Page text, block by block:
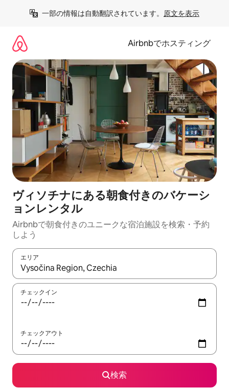
一部の情報は自動翻訳されています。 原文を表示
Airbnbでホスティング
ヴィソチナにある朝食付きのバケーシ
ョンレンタル
Airbnbで朝食付きのユニークな宿泊施設を検索・予約
しよう
エリア
検索結果が表示されたら、上下の矢印キーを使って移動するか
チェックイン
チェックアウト
検索